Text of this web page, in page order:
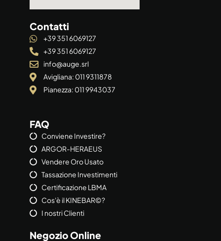
Contatti
+39 351 6069127
+39 351 6069127
info@auge.srl
Avigliana: 011 9311878
Pianezza: 011 9943037
FAQ
Conviene Investire?
ARGOR-HERAEUS
Vendere Oro Usato
Tassazione Investimenti
Certificazione LBMA
Cos'è il KINEBAR©?
I nostri Clienti
Negozio Online